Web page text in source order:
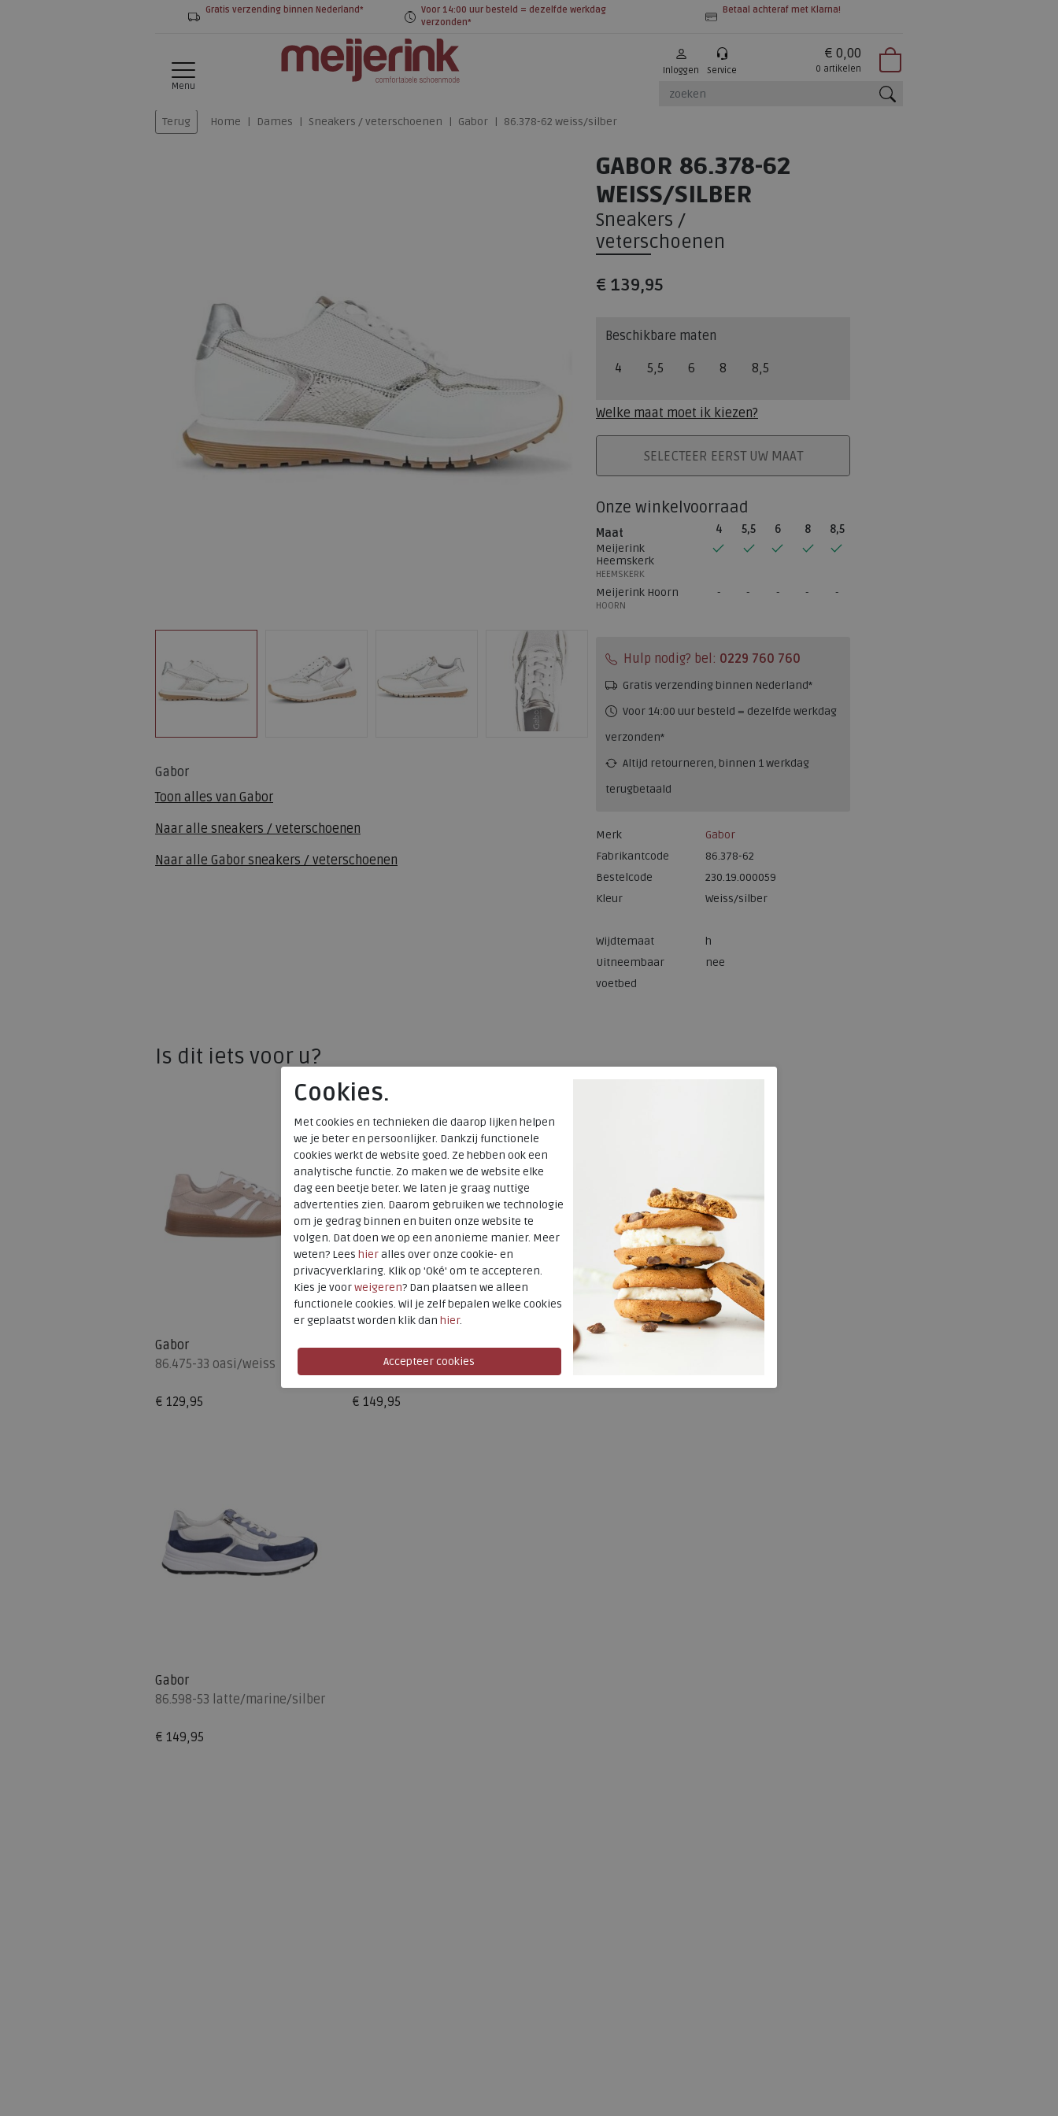
Gratis verzending binnen Nederland*
Voor 14:00 uur besteld = dezelfde werkdag
verzonden*
Betaal achteraf met Klarna!
Menu
Inloggen Service
€ 0,00
0 artikelen
Terug Home Dames Sneakers / veterschoenen Gabor 86.378-62 weiss/silber
Gabor
Toon alles van Gabor
Naar alle sneakers / veterschoenen
Naar alle Gabor sneakers / veterschoenen
GABOR 86.378-62
WEISS/SILBER
Sneakers /
veterschoenen
€ 139,95
Beschikbare maten
4 5,5 6 8 8,5
Welke maat moet ik kiezen?
PLAATS IN WINKELMAND
SELECTEER EERST UW MAAT
Onze winkelvoorraad
Maat 4 5,5 6 8
8,5
Meijerink
Heemskerk
HEEMSKERK
Meijerink Hoorn
HOORN
Hulp nodig? bel: 0229 760 760
Gratis verzending binnen Nederland*
Voor 14:00 uur besteld = dezelfde werkdag
verzonden*
Altijd retourneren, binnen 1 werkdag
terugbetaald
Merk
Gabor
Fabrikantcode
86.378-62
Bestelcode
230.19.000059
Kleur
Weiss/silber
Wijdtemaat
h
Uitneembaar
voetbed
nee
Is dit iets voor u?
Gabor
86.475-33 oasi/weiss
€ 129,95
Gabor
86.597-34 oasi/creme/puder
€ 149,95
Gabor
86.598-53 latte/marine/silber
€ 149,95
Cookies.
Met cookies en technieken die daarop lijken helpen
we je beter en persoonlijker. Dankzij functionele
cookies werkt de website goed. Ze hebben ook een
analytische functie. Zo maken we de website elke
dag een beetje beter. We laten je graag nuttige
advertenties zien. Daarom gebruiken we technologie
om je gedrag binnen en buiten onze website te
volgen. Dat doen we op een anonieme manier. Meer
weten? Lees hieralles over onze cookie- en
privacyverklaring. Klik op 'Oké' om te accepteren.
Kies je voorweigeren? Dan plaatsen we alleen
functionele cookies. Wil je zelf bepalen welke cookies
er geplaatst worden klik dan hier.